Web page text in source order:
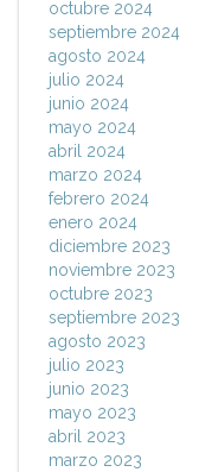
octubre 2024
septiembre 2024
agosto 2024
julio 2024
junio 2024
mayo 2024
abril 2024
marzo 2024
febrero 2024
enero 2024
diciembre 2023
noviembre 2023
octubre 2023
septiembre 2023
agosto 2023
julio 2023
junio 2023
mayo 2023
abril 2023
marzo 2023